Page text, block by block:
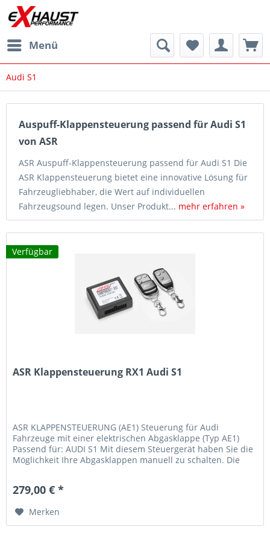
Menü
Audi S1
Auspuff-Klappensteuerung passend für Audi S1
von ASR
ASR Auspuff-Klappensteuerung passend für Audi S1 Die
ASR Klappensteuerung bietet eine innovative Lösung für
Fahrzeugliebhaber, die Wert auf individuellen
Fahrzeugsound legen. Unser Produkt... mehr erfahren »
Verfügbar
ASR Klappensteuerung RX1 Audi S1
ASR KLAPPENSTEUERUNG (AE1) Steuerung für Audi
Fahrzeuge mit einer elektrischen Abgasklappe (Typ AE1)
Passend für: AUDI S1 Mit diesem Steuergerät haben Sie die
Möglichkeit Ihre Abgasklappen manuell zu schalten. Die
279,00 € *
Merken